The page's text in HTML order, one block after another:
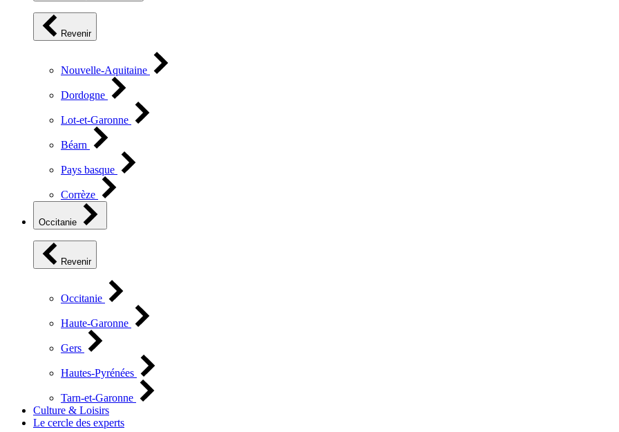
Revenir
Nouvelle-Aquitaine
Dordogne
Lot-et-Garonne
Béarn
Pays basque
Corrèze
Occitanie
Revenir
Occitanie
Haute-Garonne
Gers
Hautes-Pyrénées
Tarn-et-Garonne
Culture & Loisirs
Le cercle des experts